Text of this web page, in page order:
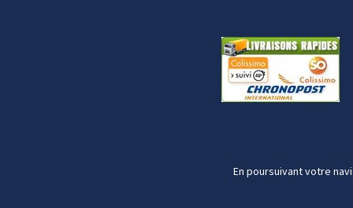
En poursuivant votre